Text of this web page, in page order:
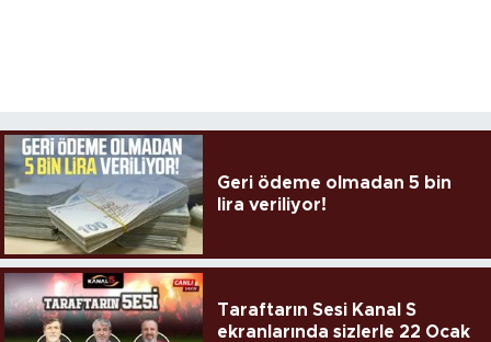
Geri ödeme olmadan 5 bin
lira veriliyor!
Taraftarın Sesi Kanal S
ekranlarında sizlerle 22 Ocak